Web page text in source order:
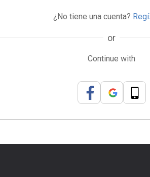
¿No tiene una cuenta?
or
Continue with